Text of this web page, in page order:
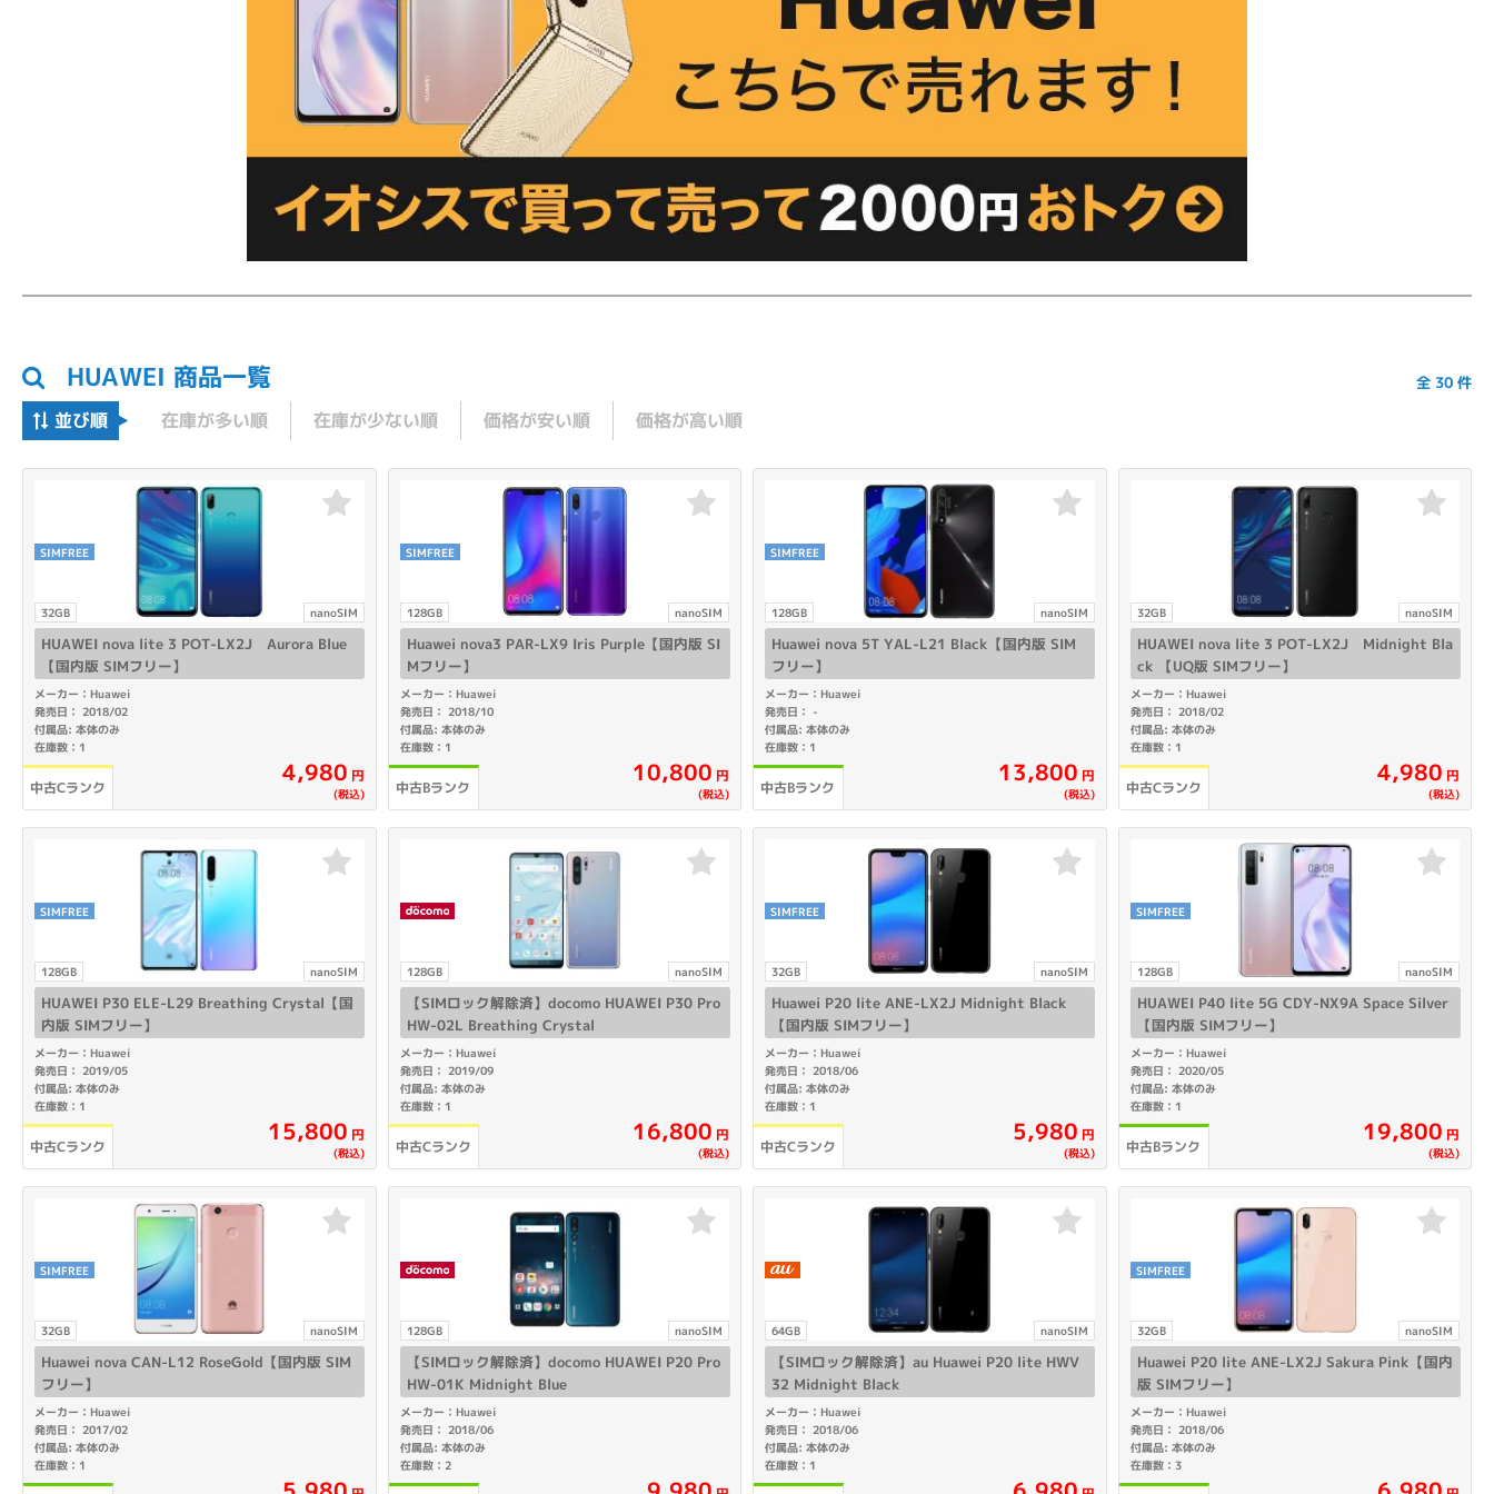
HUAWEI 商品一覧 全 30件
並び順 在庫が多い順 在庫が少ない順 価格が安い順 価格が高い順
32GB nanoSIM
SIMFREE
HUAWEI nova lite 3 POT-LX2J Aurora Blue
【国内版 SIMフリー】
メーカー：Huawei
発売日： 2018/02
付属品: 本体のみ
在庫数：1
中古Cランク
4,980 円
(税込)
128GB nanoSIM
SIMFREE
Huawei nova3 PAR-LX9 Iris Purple【国内版 SI
Mフリー】
メーカー：Huawei
発売日： 2018/10
付属品: 本体のみ
在庫数：1
中古Bランク
10,800 円
(税込)
128GB nanoSIM
SIMFREE
Huawei nova 5T YAL-L21 Black【国内版 SIM
フリー】
メーカー：Huawei
発売日： -
付属品: 本体のみ
在庫数：1
中古Bランク
13,800 円
(税込)
32GB nanoSIM
HUAWEI nova lite 3 POT-LX2J Midnight Bla
ck 【UQ版 SIMフリー】
メーカー：Huawei
発売日： 2018/02
付属品: 本体のみ
在庫数：1
中古Cランク
4,980 円
(税込)
128GB nanoSIM
SIMFREE
HUAWEI P30 ELE-L29 Breathing Crystal【国
内版 SIMフリー】
メーカー：Huawei
発売日： 2019/05
付属品: 本体のみ
在庫数：1
中古Cランク
15,800 円
(税込)
128GB nanoSIM
【SIMロック解除済】docomo HUAWEI P30 Pro
HW-02L Breathing Crystal
メーカー：Huawei
発売日： 2019/09
付属品: 本体のみ
在庫数：1
中古Cランク
16,800 円
(税込)
32GB nanoSIM
SIMFREE
Huawei P20 lite ANE-LX2J Midnight Black
【国内版 SIMフリー】
メーカー：Huawei
発売日： 2018/06
付属品: 本体のみ
在庫数：1
中古Cランク
5,980 円
(税込)
128GB nanoSIM
SIMFREE
HUAWEI P40 lite 5G CDY-NX9A Space Silver
【国内版 SIMフリー】
メーカー：Huawei
発売日： 2020/05
付属品: 本体のみ
在庫数：1
中古Bランク
19,800 円
(税込)
32GB nanoSIM
SIMFREE
Huawei nova CAN-L12 RoseGold【国内版 SIM
フリー】
メーカー：Huawei
発売日： 2017/02
付属品: 本体のみ
在庫数：1
128GB nanoSIM
【SIMロック解除済】docomo HUAWEI P20 Pro
HW-01K Midnight Blue
メーカー：Huawei
発売日： 2018/06
付属品: 本体のみ
在庫数：2
64GB nanoSIM
【SIMロック解除済】au Huawei P20 lite HWV
32 Midnight Black
メーカー：Huawei
発売日： 2018/06
付属品: 本体のみ
在庫数：1
32GB nanoSIM
SIMFREE
Huawei P20 lite ANE-LX2J Sakura Pink【国内
版 SIMフリー】
メーカー：Huawei
発売日： 2018/06
付属品: 本体のみ
在庫数：3